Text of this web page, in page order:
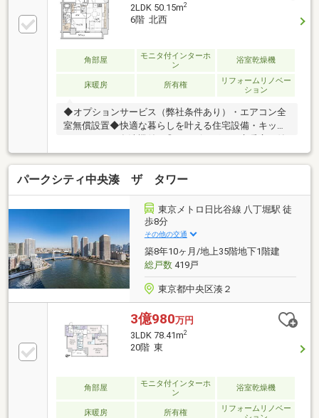
2LDK 50.15m2
6階 北西
角部屋
モニタ付インターホ
ン
浴室乾燥機
床暖房 所有権
リフォームリノベー
ション
◆オプションサービス（弊社条件あり）・エアコン全
室無償設置◆快適な暮らしを叶える住宅設備・キッチ
ンはうれしい食洗機付き◎・リビングには床暖房が付
いているため、気持ち良く快適に過ごせます◎・全室
に窓が付いているため、風通しが良く快適に過ごせま
す◎◆充実した周辺環境 ・ファミリーマート内神田
一丁目店…徒歩 1分（約 30m）◆複数路線利用可能・
東京メトロ東西線・丸ノ内線・半蔵門線・千代田線・
都営地下鉄三田線「大手町」駅 徒歩 7分・JR山手線・
京浜東北線・中央線・東京メトロ銀座線 「神田」駅
徒歩 6分
パークシティ中央湊 ザ タワー
東京メトロ日比谷線 八丁堀駅 徒
歩8分
その他の交通
築8年10ヶ月/地上35階地下1階建
総戸数419戸
東京都中央区湊２
3億980万円
3LDK 78.41m2
20階 東
角部屋
モニタ付インターホ
ン
浴室乾燥機
床暖房 所有権
リフォームリノベー